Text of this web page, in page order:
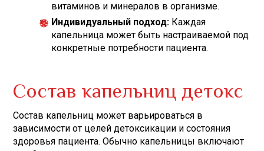
витаминов и минералов в организме.
Индивидуальный подход: Каждая
капельница может быть настраиваемой под
конкретные потребности пациента.
Состав капельниц детокс
Состав капельниц может варьироваться в
зависимости от целей детоксикации и состояния
здоровья пациента. Обычно капельницы включают